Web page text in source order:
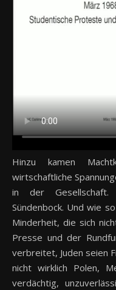
Hinzu kamen
wirtschaftliche
in der
Sündenbock. Und wie
Minderheit, die sich
Presse und der
verbreitet, Juden seien
nicht wirklich Polen,
verdächtig,